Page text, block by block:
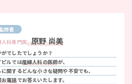
修者
人科専門医 原野 尚美
がでしたでしょうか？
ピルでは産婦人科の医師が、
に関するどんな小さな疑問や不安でも、
お電話でお答えいたします。